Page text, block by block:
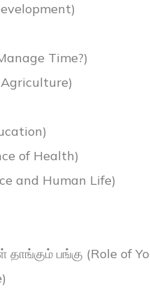
Time?)
of Health)
and Human Life)
பங்கு (Role of